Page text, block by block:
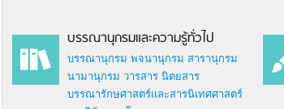
บรรณานุกรมและความรู้ทั่วไป
บรรณานุกรม พจนานุกรม สารานุกรม
นามานุกรม วารสาร นิตยสาร
บรรณารักษศาสตร์และสารนิเทศศาสตร์